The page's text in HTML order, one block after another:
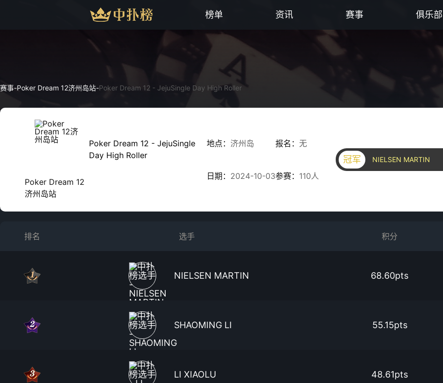
榜单 资讯 赛事 俱乐部
赛事-Poker Dream 12济州岛站-Poker Dream 12 - JejuSingle Day High Roller
Poker Dream 12
济州岛站
Poker Dream 12 - JejuSingle
Day High Roller
地点： 济州岛
日期： 2024-10-03
报名： 无
参赛： 110人
冠军 NIELSEN MARTIN
排名 选手 积分
NIELSEN MARTIN 68.60pts
SHAOMING LI 55.15pts
LI XIAOLU 48.61pts